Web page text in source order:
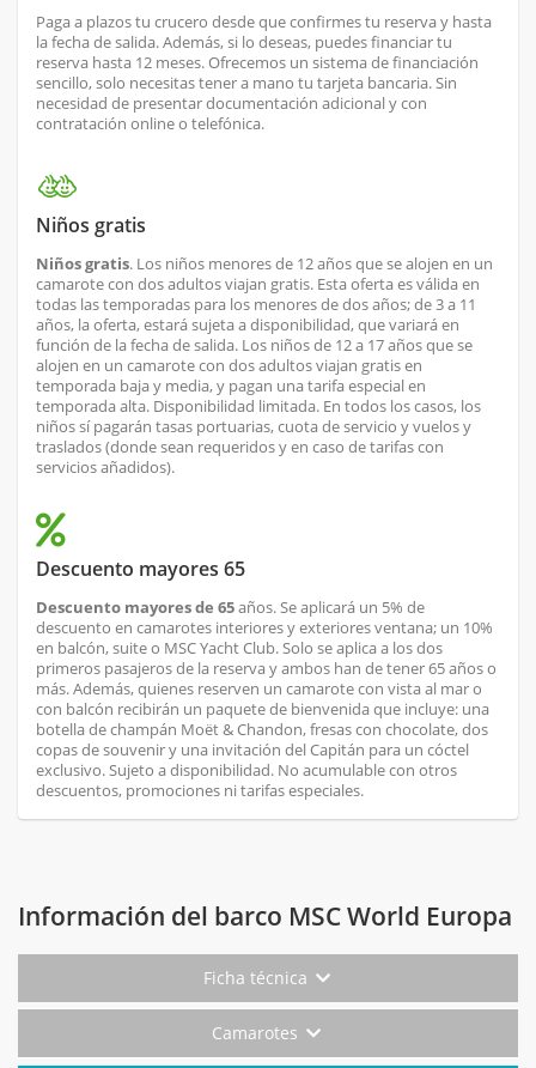
Paga a plazos tu crucero desde que confirmes tu reserva y hasta
la fecha de salida. Además, si lo deseas, puedes financiar tu
reserva hasta 12 meses. Ofrecemos un sistema de financiación
sencillo, solo necesitas tener a mano tu tarjeta bancaria. Sin
necesidad de presentar documentación adicional y con
contratación online o telefónica.
Niños gratis
Niños gratis. Los niños menores de 12 años que se alojen en un
camarote con dos adultos viajan gratis. Esta oferta es válida en
todas las temporadas para los menores de dos años; de 3 a 11
años, la oferta, estará sujeta a disponibilidad, que variará en
función de la fecha de salida. Los niños de 12 a 17 años que se
alojen en un camarote con dos adultos viajan gratis en
temporada baja y media, y pagan una tarifa especial en
temporada alta. Disponibilidad limitada. En todos los casos, los
niños sí pagarán tasas portuarias, cuota de servicio y vuelos y
traslados (donde sean requeridos y en caso de tarifas con
servicios añadidos).
Descuento mayores 65
Descuento mayores de 65años. Se aplicará un 5% de
descuento en camarotes interiores y exteriores ventana; un 10%
en balcón, suite o MSC Yacht Club. Solo se aplica a los dos
primeros pasajeros de la reserva y ambos han de tener 65 años o
más. Además, quienes reserven un camarote con vista al mar o
con balcón recibirán un paquete de bienvenida que incluye: una
botella de champán Moët & Chandon, fresas con chocolate, dos
copas de souvenir y una invitación del Capitán para un cóctel
exclusivo. Sujeto a disponibilidad. No acumulable con otros
descuentos, promociones ni tarifas especiales.
Información del barco MSC World Europa
Ficha técnica
Camarotes